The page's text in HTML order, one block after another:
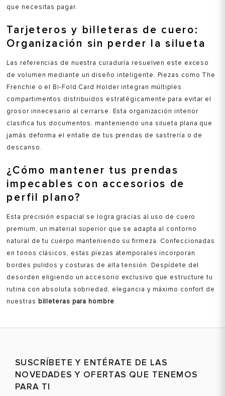
que necesitas pagar.
Tarjeteros y billeteras de cuero:
Organización sin perder la silueta
Las referencias de nuestra curaduría resuelven este exceso
de volumen mediante un diseño inteligente. Piezas como The
Frenchie o el Bi-Fold Card Holder integran múltiples
compartimentos distribuidos estratégicamente para evitar el
grosor innecesario al cerrarse. Esta organización interior
clasifica tus documentos, manteniendo una silueta plana que
jamás deforma el entalle de tus prendas de sastrería o de
descanso.
¿Cómo mantener tus prendas
impecables con accesorios de
perfil plano?
Esta precisión espacial se logra gracias al uso de cuero
premium, un material superior que se adapta al contorno
natural de tu cuerpo manteniendo su firmeza. Confeccionadas
en tonos clásicos, estas piezas atemporales incorporan
bordes pulidos y costuras de alta tensión. Despídete del
desorden eligiendo un accesorio exclusivo que estructure tu
rutina con absoluta sobriedad, elegancia y máximo confort de
nuestras billeteras para hombre.
SUSCRÍBETE Y ENTÉRATE DE LAS
NOVEDADES Y OFERTAS QUE TENEMOS
PARA TI